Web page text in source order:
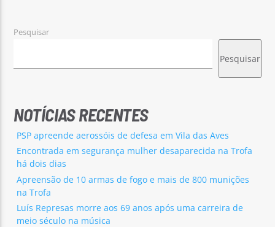
Pesquisar
Pesquisar
NOTÍCIAS RECENTES
PSP apreende aerossóis de defesa em Vila das Aves
Encontrada em segurança mulher desaparecida na Trofa
há dois dias
Apreensão de 10 armas de fogo e mais de 800 munições
na Trofa
Luís Represas morre aos 69 anos após uma carreira de
meio século na música